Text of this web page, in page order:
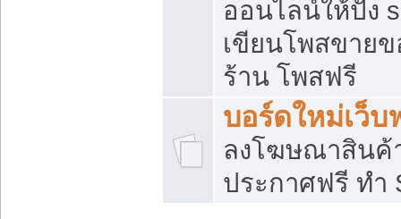
ออนไลน์ให้ปัง
เขียนโพสขาย
ร้าน โพสฟรี
บอร์ดใหม่เว็บ
ลงโฆษณาสิน
ประกาศฟรี ทำ